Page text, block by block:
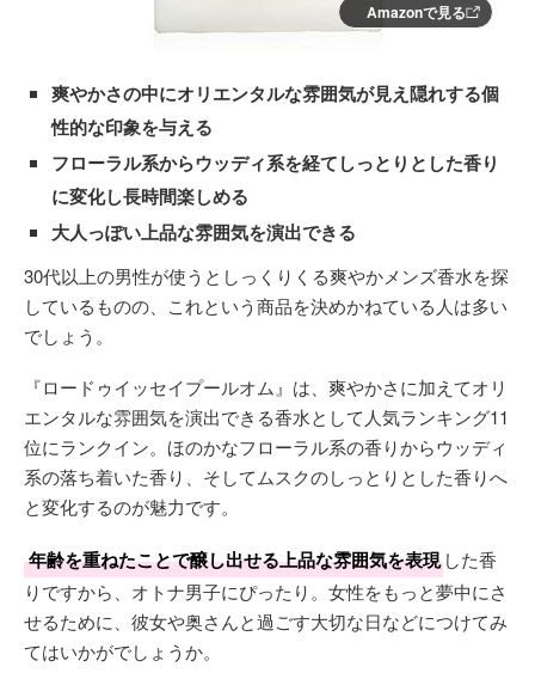
Amazonで見る
爽やかさの中にオリエンタルな雰囲気が見え隠れする個
性的な印象を与える
フローラル系からウッディ系を経てしっとりとした香り
に変化し長時間楽しめる
大人っぽい上品な雰囲気を演出できる
30代以上の男性が使うとしっくりくる爽やかメンズ香水を探
しているものの、これという商品を決めかねている人は多い
でしょう。
『ロードゥイッセイプールオム』は、爽やかさに加えてオリ
エンタルな雰囲気を演出できる香水として人気ランキング11
位にランクイン。ほのかなフローラル系の香りからウッディ
系の落ち着いた香り、そしてムスクのしっとりとした香りへ
と変化するのが魅力です。
年齢を重ねたことで醸し出せる上品な雰囲気を表現 した香
りですから、オトナ男子にぴったり。女性をもっと夢中にさ
せるために、彼女や奥さんと過ごす大切な日などにつけてみ
てはいかがでしょうか。